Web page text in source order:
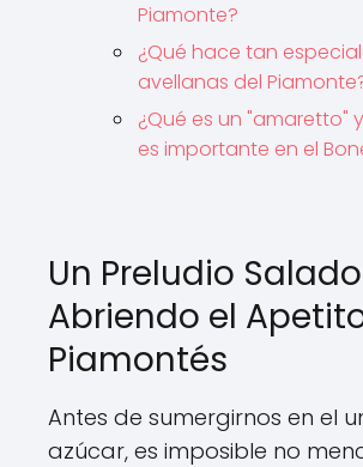
Piamonte?
¿Qué hace tan
avellanas del
¿Qué es un "amaretto"
es importante en el
Un Preludio
Abriendo el
Piamontés
Antes de sumergirnos en el
azúcar, es imposible no